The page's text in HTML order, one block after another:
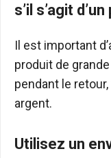
s’il s’agit
Il est important
produit de
pendant le
argent.
Utilisez un